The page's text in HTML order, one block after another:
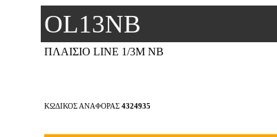
OL13NB
ΠΛΑΙΣΙΟ LINE 1/3M NB
ΚΩΔΙΚΟΣ ΑΝΑΦΟΡΑΣ 4324935